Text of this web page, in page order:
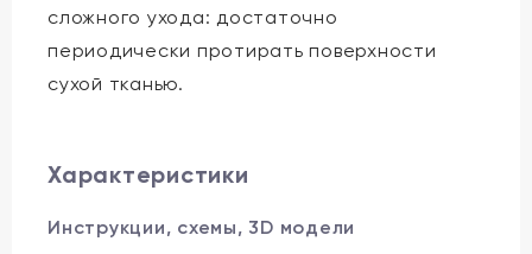
сложного ухода: достаточно
периодически протирать поверхности
сухой тканью.
Характеристики
Инструкции, схемы, 3D модели